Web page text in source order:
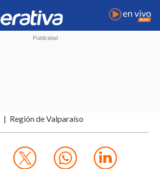
Región de Valparaíso